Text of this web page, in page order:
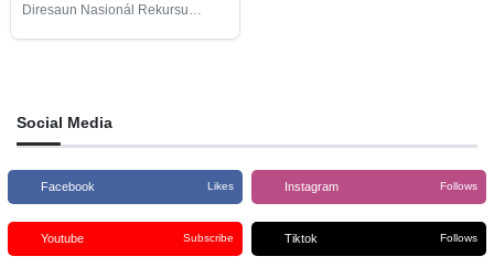
Diresaun Nasionál Rekursu
ema na’in-19, ne’ebé
Social Media
Facebook Likes Instagram Follows
Youtube Subscribe Tiktok Follows